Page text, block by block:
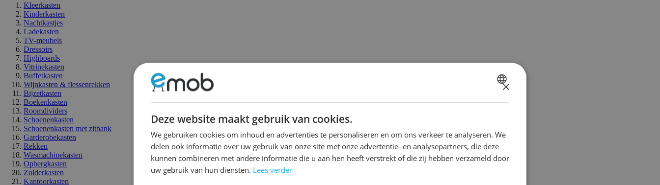
Kleerkasten
Kinderkasten
Nachtkastjes
Ladekasten
TV-meubels
Dressoirs
Highboards
Vitrinekasten
Buffetkasten
Wijnkasten & flessenrekken
Bijzetkasten
Boekenkasten
Roomdividers
Schoenenkasten
Schoenenkasten met zitbank
Garderobekasten
Rekken
Wasmachinekasten
Opbergkasten
Zolderkasten
Kantoorkasten
×
Deze website maakt gebruik van cookies.
We gebruiken cookies om inhoud en advertenties te personaliseren en om ons verkeer te analyseren. We
delen ook informatie over uw gebruik van onze site met onze advertentie- en analysepartners, die deze
kunnen combineren met andere informatie die u aan hen heeft verstrekt of die zij hebben verzameld door
uw gebruik van hun diensten. Lees verder